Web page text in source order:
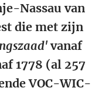
Nassau van
die met zijn
vanaf
1778 (al 257
VOC-WIC-